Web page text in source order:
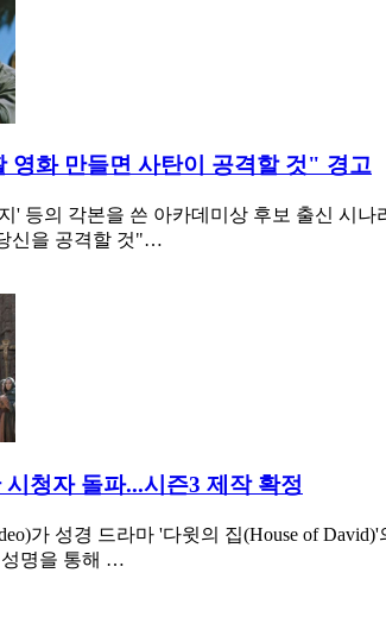
영화 만들면 사탄이 공격할 것" 경고
' 등의 각본을 쓴 아카데미상 후보 출신 시나
신을 공격할 것"…
청자 돌파...시즌3 제작 확정
가 성경 드라마 '다윗의 집(House of
성명을 통해 …